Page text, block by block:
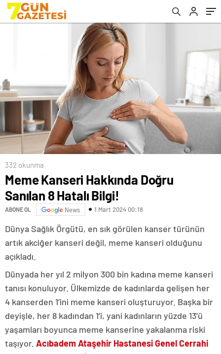
332 okunma
Meme Kanseri Hakkında Doğru
Sanılan 8 Hatalı Bilgi!
ABONE OL News 1 Mart 2024 00:18
Dünya Sağlık Örgütü, en sık görülen kanser türünün
artık akciğer kanseri değil, meme kanseri olduğunu
açıkladı.
Dünyada her yıl 2 milyon 300 bin kadına meme kanseri
tanısı konuluyor. Ülkemizde de kadınlarda gelişen her
4 kanserden 1’ini meme kanseri oluşturuyor. Başka bir
deyişle, her 8 kadından 1’i, yani kadınların yüzde 13’ü
yaşamları boyunca meme kanserine yakalanma riski
taşıyor. Acıbadem Ataşehir Hastanesi Genel Cerrahi